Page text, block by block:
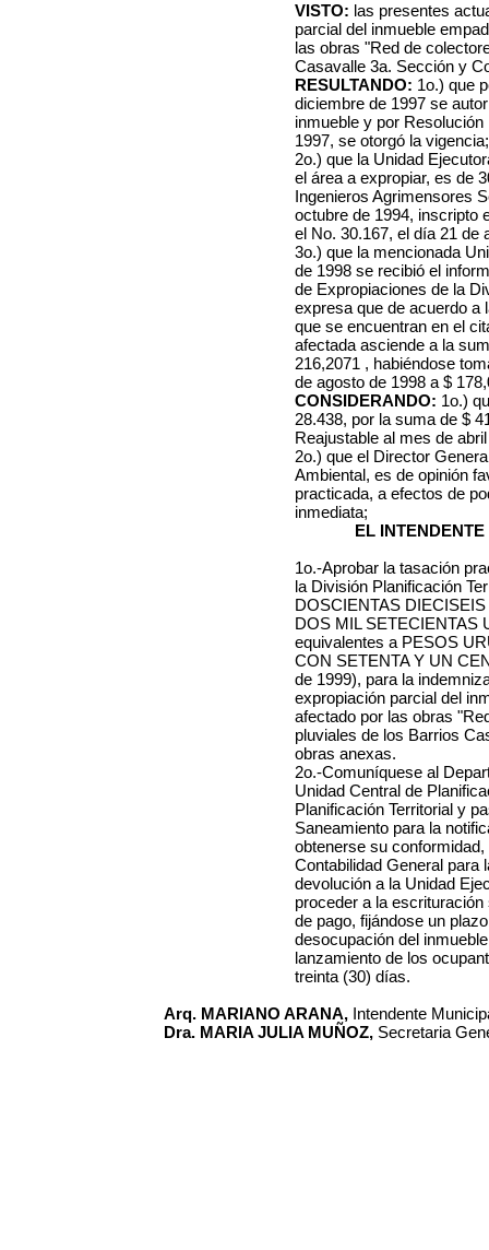
VISTO: las presentes
parcial del inmueble
las obras "Red de
Casavalle 3a. Sección y
RESULTANDO: 1o.) que
diciembre de 1997 se
inmueble y por
1997, se otorgó la vigencia;
2o.) que la Unidad
el área a expropiar, es de
Ingenieros Agrimensores
octubre de 1994, inscripto
el No. 30.167, el día 21 de
3o.) que la mencionada
de 1998 se recibió el
de Expropiaciones de la
expresa que de acuerdo
que se encuentran en el
afectada asciende a la
216,2071 , habiéndose
de agosto de 1998 a $
CONSIDERANDO: 1o.)
28.438, por la suma de $
Reajustable al mes de
2o.) que el Director
Ambiental, es de opinión
practicada, a efectos de
inmediata;
EL
1o.-Aprobar la tasación
la División Planificación
DOSCIENTAS
DOS MIL SETECIENTAS
equivalentes a PESOS
CON SETENTA Y UN
de 1999), para la
expropiación parcial del
afectado por las obras
pluviales de los Barrios
obras anexas.
2o.-Comuníquese al
Unidad Central de
Planificación Territorial y
Saneamiento para la
obtenerse su
Contabilidad General para
devolución a la Unidad
proceder a la
de pago, fijándose un
desocupación del
lanzamiento de los
treinta (30) días.
Arq. MARIANO ARANA, Intendente
Dra. MARIA JULIA MUÑOZ, Secretaria